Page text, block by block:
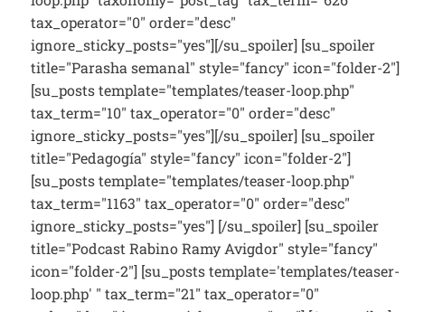
tax_operator="0" order="desc"
ignore_sticky_posts="yes"][/su_spoiler] [su_spoiler
title="Parasha semanal" style="fancy" icon="folder-2"]
[su_posts template="templates/teaser-loop.php"
tax_term="10" tax_operator="0" order="desc"
ignore_sticky_posts="yes"][/su_spoiler] [su_spoiler
title="Pedagogía" style="fancy" icon="folder-2"]
[su_posts template="templates/teaser-loop.php"
tax_term="1163" tax_operator="0" order="desc"
ignore_sticky_posts="yes"] [/su_spoiler] [su_spoiler
title="Podcast Rabino Ramy Avigdor" style="fancy"
icon="folder-2"] [su_posts template='templates/teaser-
loop.php' " tax_term="21" tax_operator="0"